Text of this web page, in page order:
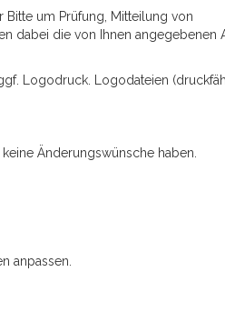
Bitte um Prüfung, Mitteilung von
dabei die von Ihnen angegebenen
Logodruck. Logodateien
Änderungswünsche haben.
anpassen.